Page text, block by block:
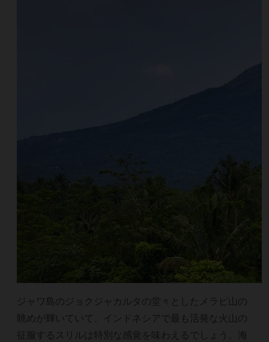
ジャワ島のジョクジャカルタの堂々としたメラピ山の
眺めが輝いていて、インドネシアで最も活発な火山の
征服するスリルは特別な感覚を味わえるでしょう。海